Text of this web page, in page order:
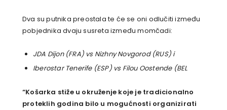
Dva su putnika preostala te će se oni odlučiti između
pobjednika dvaju susreta između momčadi:
JDA Dijon (FRA) vs Nizhny Novgorod (RUS) i
Iberostar Tenerife (ESP) vs Filou Oostende (BEL
“Košarka stiže u okruženje koje je tradicionalno
proteklih godina bilo u mogućnosti organizirati